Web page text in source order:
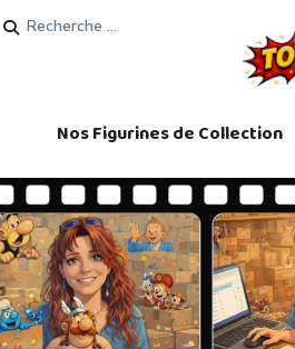
Rechercher
Nos Figurines de Collection